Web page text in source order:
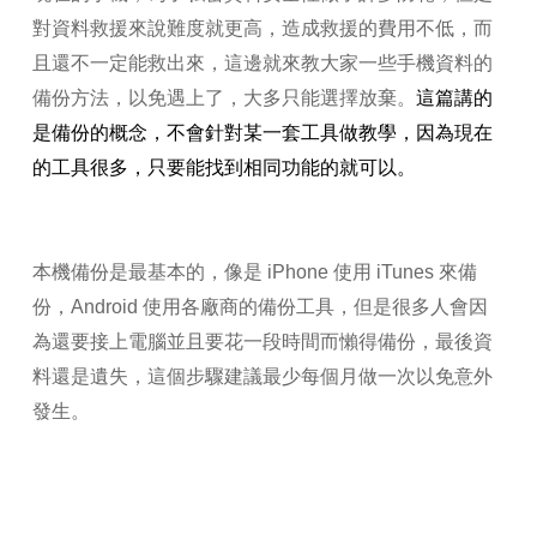
對資料救援來說難度就更高，造成救援的費用不低，而
且還不一定能救出來，這邊就來教大家一些手機資料的
備份方法，以免遇上了，大多只能選擇放棄。 這篇講的
是備份的概念，不會針對某一套工具做教學，因為現在
的工具很多，只要能找到相同功能的就可以。
本機備份是最基本的，像是 iPhone 使用 iTunes 來備
份，Android 使用各廠商的備份工具，但是很多人會因
為還要接上電腦並且要花一段時間而懶得備份，最後資
料還是遺失，這個步驟建議最少每個月做一次以免意外
發生。